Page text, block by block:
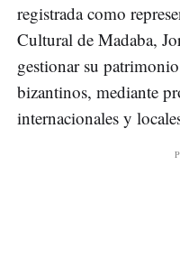
registrada como
Cultural de Madaba,
gestionar su
bizantinos, mediante
internacionales y